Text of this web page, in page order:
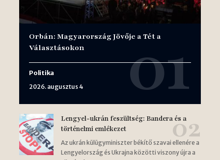
Orbán: Magyarország Jövője a Tét a
Választásokon
Politika
2026. augusztus 4
Lengyel-ukrán feszültség: Bandera és a
történelmi emlékezet
Az ukrán külügyminiszter békítő szavai ellenére a
Lengyelország és Ukrajna közötti viszony újra a